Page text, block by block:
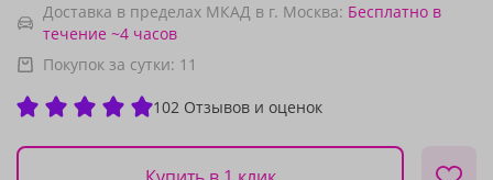
Доставка в пределах МКАД в г. Москва: Бесплатно в
течение ~4 часов
Покупок за сутки: 11
102 Отзывов и оценок